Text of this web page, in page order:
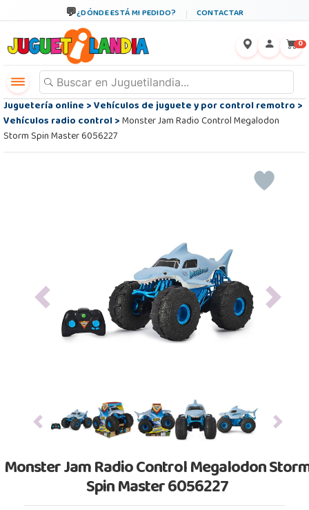
¿DÓNDE ESTÁ MI PEDIDO? CONTACTAR
0
Juguetería online>Vehículos de juguete y por control remotro>
Vehículos radio control>Monster Jam Radio Control Megalodon
Storm Spin Master 6056227
Previous Next
Previous Next
Monster Jam Radio Control Megalodon
Spin Master 6056227